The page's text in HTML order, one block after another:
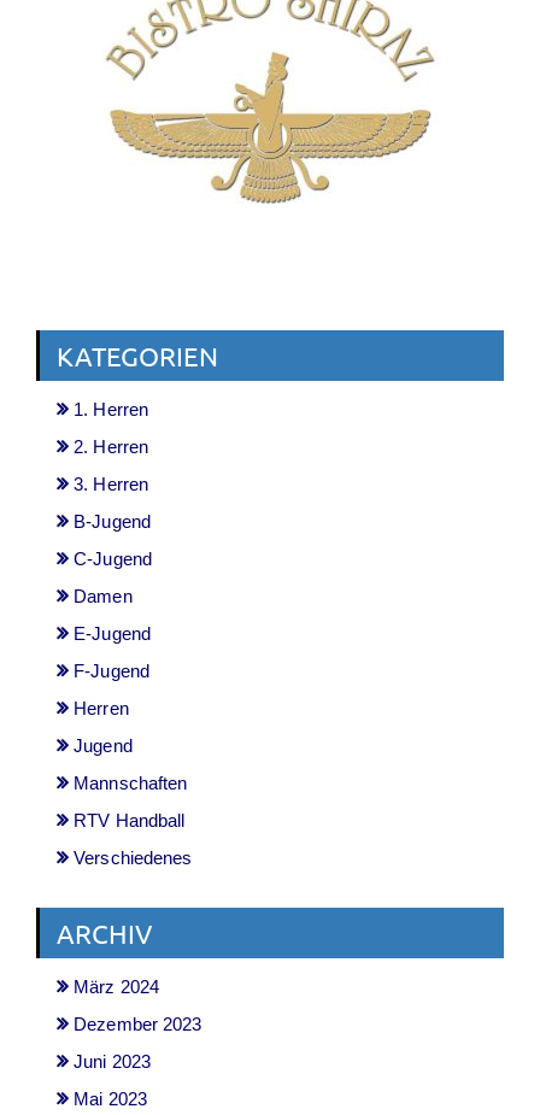
KATEGORIEN
1. Herren
2. Herren
3. Herren
B-Jugend
C-Jugend
Damen
E-Jugend
F-Jugend
Herren
Jugend
Mannschaften
RTV Handball
Verschiedenes
ARCHIV
März 2024
Dezember 2023
Juni 2023
Mai 2023